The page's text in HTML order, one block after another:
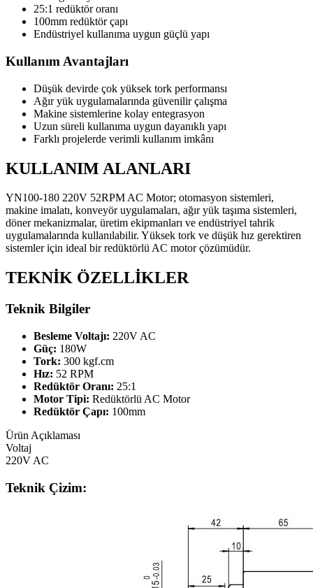
25:1 redüktör oranı
100mm redüktör çapı
Endüstriyel kullanıma uygun güçlü yapı
Kullanım Avantajları
Düşük devirde çok yüksek tork performansı
Ağır yük uygulamalarında güvenilir çalışma
Makine sistemlerine kolay entegrasyon
Uzun süreli kullanıma uygun dayanıklı yapı
Farklı projelerde verimli kullanım imkânı
KULLANIM ALANLARI
YN100-180 220V 52RPM AC Motor; otomasyon sistemleri,
makine imalatı, konveyör uygulamaları, ağır yük taşıma sistemleri,
döner mekanizmalar, üretim ekipmanları ve endüstriyel tahrik
uygulamalarında kullanılabilir. Yüksek tork ve düşük hız gerektiren
sistemler için ideal bir redüktörlü AC motor çözümüdür.
TEKNİK ÖZELLİKLER
Teknik Bilgiler
Besleme Voltajı: 220V AC
Güç: 180W
Tork: 300 kgf.cm
Hız: 52 RPM
Redüktör Oranı: 25:1
Motor Tipi: Redüktörlü AC Motor
Redüktör Çapı: 100mm
Ürün Açıklaması
Voltaj
220V AC
Teknik Çizim: